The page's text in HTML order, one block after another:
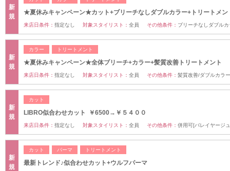
新
規
★夏休みキャンペーン★カット+ブリーチなしダブルカラー+トリートメン
来店日条件： 指定なし 対象スタイリスト： 全員 その他条件： ブリーチなしダブル
新
規
カラー トリートメント
★夏休みキャンペーン★全体ブリーチ+カラー+髪質改善トリートメント
来店日条件： 指定なし 対象スタイリスト： 全員 その他条件： 髪質改善/ダブルカラー
新
規
カット
LIBRO似合わせカット ￥6500→￥５４００
来店日条件： 指定なし 対象スタイリスト： 全員 その他条件： 併用可[バレイヤージ
新
規
カット パーマ トリートメント
最新トレンド♪似合わせカット+ウルフパーマ